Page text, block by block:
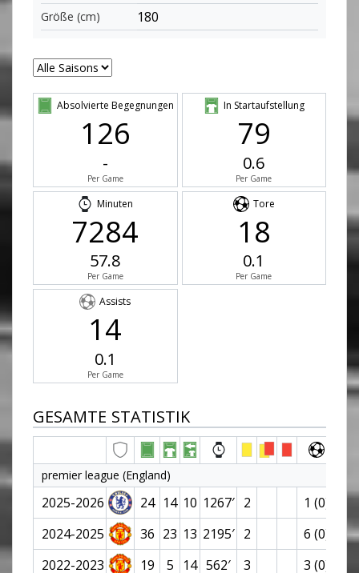
Größe (cm) 180
Absolvierte Begegnungen
126
-
Per Game
In Startaufstellung
79
0.6
Per Game
Minuten
7284
57.8
Per Game
Tore
18
0.1
Per Game
Assists
14
0.1
Per Game
GESAMTE STATISTIK
premier league (England)
2025-2026 24 14 10 1267′ 2 1 (0)
4
2024-2025
36 23 13 2195′ 2 6 (0)
2
2022-2023
19 5 14 562′ 3 3 (0)